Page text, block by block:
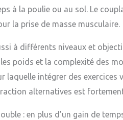
à la poulie ou au sol. Le
la prise de masse musculaire.
à différents niveaux et
poids et la complexité des
intégrer des exercices
alternatives est
: en plus d’un gain de